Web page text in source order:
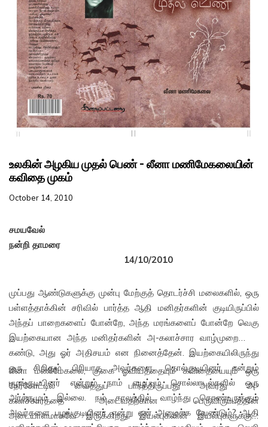
உலகின் அழகிய முதல் பெண் – லீனா மணிமேகலையின்
கவிதை முகம்
October 14, 2010
சமயவேல்
நன்றி தாமரை
14/10/2010
முப்பது ஆண்டுகளுக்கு முன்பு மேற்குத் தொடர்ச்சி மலைகளில், ஒரு
பள்ளத்தாக்கின் சரிவில் பார்த்த ஆதி மனிதர்களின் குடியிருப்பில்
அந்தப் பாறைகளைப் போன்றே, அந்த மரங்களைப் போன்றே வெகு
இயற்கையான அந்த மனிதர்களின் அ-கலாச்சார வாழ்முறையைக்
கண்டு, அது ஓர் அதிசயம் என நினைத்தேன். இயற்கையிலிருந்து
ஒரு சிறிதும் பிரியாத அவர்களை, தொல்குடியினர் என்றும்
பழங்குடியினர் என்றும் நாம் எழுப்பும் சொல்லாடல்களில் ஒரு
அர்த்தமும் இல்லை. நம் காலத்தில் வாழ்ந்து கொண்டிருக்கும்
அவர்களை பழங்குடியினர் என்று ஏன் அழைக்க வேண்டும்? ஆதி
லீனா மணிமேகலை, குகை ஓவியத்தையும் கவிதையையும் ஒரு
நேர்கோட்டில் வைத்துப் பார்த்திருப்பது அவரது அ-
கலாச்சாரத்தை அடைவதற்கான பெருவிருப்பத்தின்
அடையாளமாகவே இருக்கிறது. இயல்புகளின் இயல்புகளுக்குள்